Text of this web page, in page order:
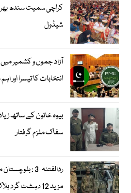
کراچی سمیت سندھ
شیڈول
آزاد جموں و کشمیر
انتخابات کا تیسرا اور اہم مرحلہ 10
بیوہ خاتون کے ساتھ
سفاک ملزم گرفتار
ردالفتنہ-3 :
مزید 12 دہشت گرد ہلاک